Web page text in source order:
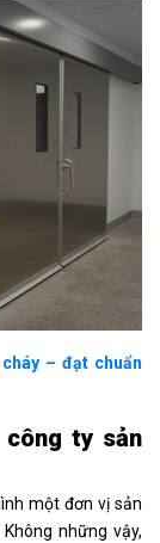
– đạt chuẩn
ty sản
một đơn vị sản
những vậy,